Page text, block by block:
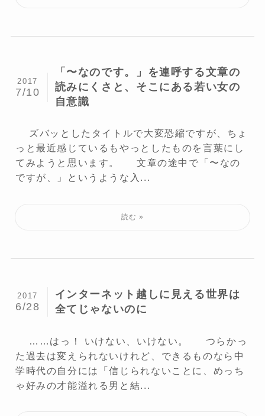
「〜なのです。」を連呼する文章の
読みにくさと、そこにある若い女の
自意識
2017
7/10
ズバッとしたタイトルで大変恐縮ですが、ちょ
っと最近感じているもやっとしたものを言葉にし
てみようと思います。 文章の途中で「〜なの
ですが、」というような入...
インターネット越しに見える世界は
全てじゃないのに
2017
6/28
……はっ！ いけない、いけない。 つらかっ
た過去は変えられないけれど、できるものなら中
学時代の自分には「信じられないことに、めっち
ゃ好みの才能溢れる男と結...